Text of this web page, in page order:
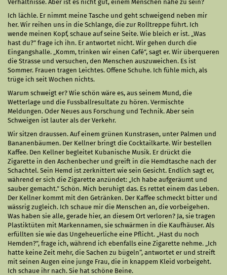
Verhältnisse. Aber ist es nicht gut, einem Menschen nahe zu sein?
Ich lächle. Er nimmt meine Tasche und geht schweigend neben mir
her. Wir reihen uns in die Schlange, die zur Rolltreppe führt. Ich
wende meinen Kopf, schaue auf seine Seite. Wie bleich er ist. „Was
hast du?” frage ich ihn. Er antwortet nicht. Wir gehen durch die
Eingangshalle. „Komm, trinken wir einen Café”, sagt er. Wir überqueren
die Strasse und versuchen, den Menschen auszuweichen. Es ist
Sommer. Frauen tragen Leichtes. Offene Schuhe. Ich fühle mich, als
trüge ich seit Wochen nichts.
Warum schweigt er? Wie schön wäre es, aus seinem Mund, die
Wetterlage und die Fussballresultate zu hören. Vermischte
Meldungen. Oder Neues aus Forschung und Technik. Aber sein
Schweigen ist lauter als der Verkehr.
Wir sitzen draussen. Auf einem grünen Kunstrasen, unter Palmen und
Bananenbäumen. Der Kellner bringt die Cocktailkarte. Wir bestellen
Kaffee. Den Kellner begleitet Kubanische Musik. Er drückt die
Zigarette in den Aschenbecher und greift in die Hemdtasche nach der
Schachtel. Sein Hemd ist zerknittert wie sein Gesicht. Endlich sagt er,
während er sich die Zigarette anzündet: „Ich habe aufgeräumt und
sauber gemacht.” Schön. Mich beruhigt das. Es rettet einem das Leben.
Der Kellner kommt mit den Getränken. Der Kaffee schmeckt bitter und
wässrig zugleich. Ich schaue mir die Menschen an, die vorbeigehen.
Was haben sie alle, gerade hier, an diesem Ort verloren? Ja, sie tragen
Plastiktüten mit Markennamen, sie schwärmen in die Kaufhäuser. Als
erfüllten sie wie das Ungeheuerliche eine Pflicht. „Hast du noch
Hemden?”, frage ich, während ich ebenfalls eine Zigarette nehme. „Ich
hatte keine Zeit mehr, die Sachen zu bügeln“, antwortet er und streift
mit seinen Augen eine junge Frau, die in knappem Kleid vorbeigeht.
Ich schaue ihr nach. Sie hat schöne Beine.